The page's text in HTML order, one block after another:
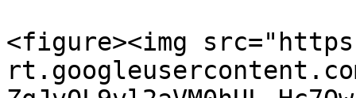
<figure><img